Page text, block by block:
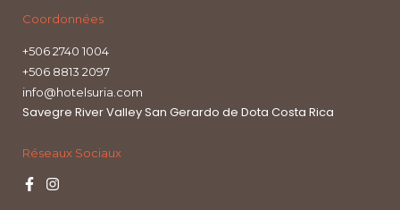
Coordonnées
+506 2740 1004
+506 8813 2097
info@hotelsuria.com
Savegre River Valley San Gerardo de Dota Costa Rica
Réseaux Sociaux